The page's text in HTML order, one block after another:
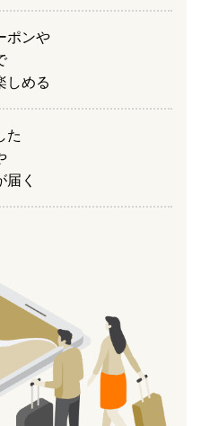
ポンや
しめる
た
く